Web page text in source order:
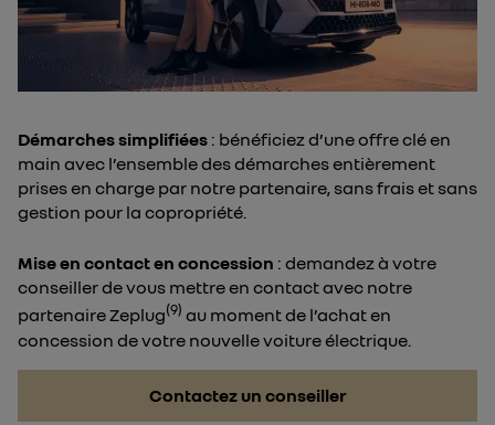
Démarches simplifiées : ​​bénéficiez d’une offre clé en
main avec l’ensemble des démarches entièrement
prises en charge par notre partenaire, sans frais et sans
gestion pour la copropriété.
Mise en contact en concession : ​demandez à votre
conseiller de vous mettre en contact avec notre
partenaire Zeplug(9) au moment de l’achat en
concession de votre nouvelle voiture électrique.
Contactez un conseiller